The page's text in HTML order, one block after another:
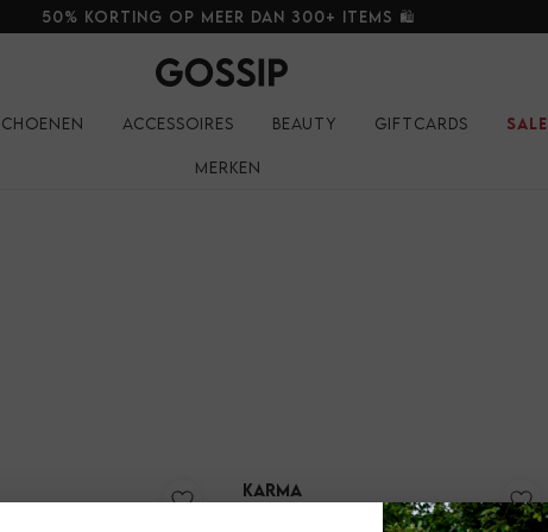
50% korting op meer dan 300+ items 🛍️
Accessoires Beauty Giftcards Sale
Merken
Karma
Hinged Hoops CLEO Hinged Hoops CLEO